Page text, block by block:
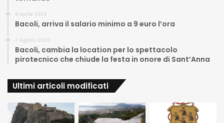
8 Aprile 2024
Bacoli, arriva il salario minimo a 9 euro l’ora
7 Agosto 2023
Bacoli, cambia la location per lo spettacolo
pirotecnico che chiude la festa in onore di Sant’Anna
Ultimi articoli modificati